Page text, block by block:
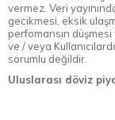
vermez. Veri
gecikmesi, eksik
perfomansın düşmesi
ve / veya
sorumlu değildir.
Uluslarası döviz